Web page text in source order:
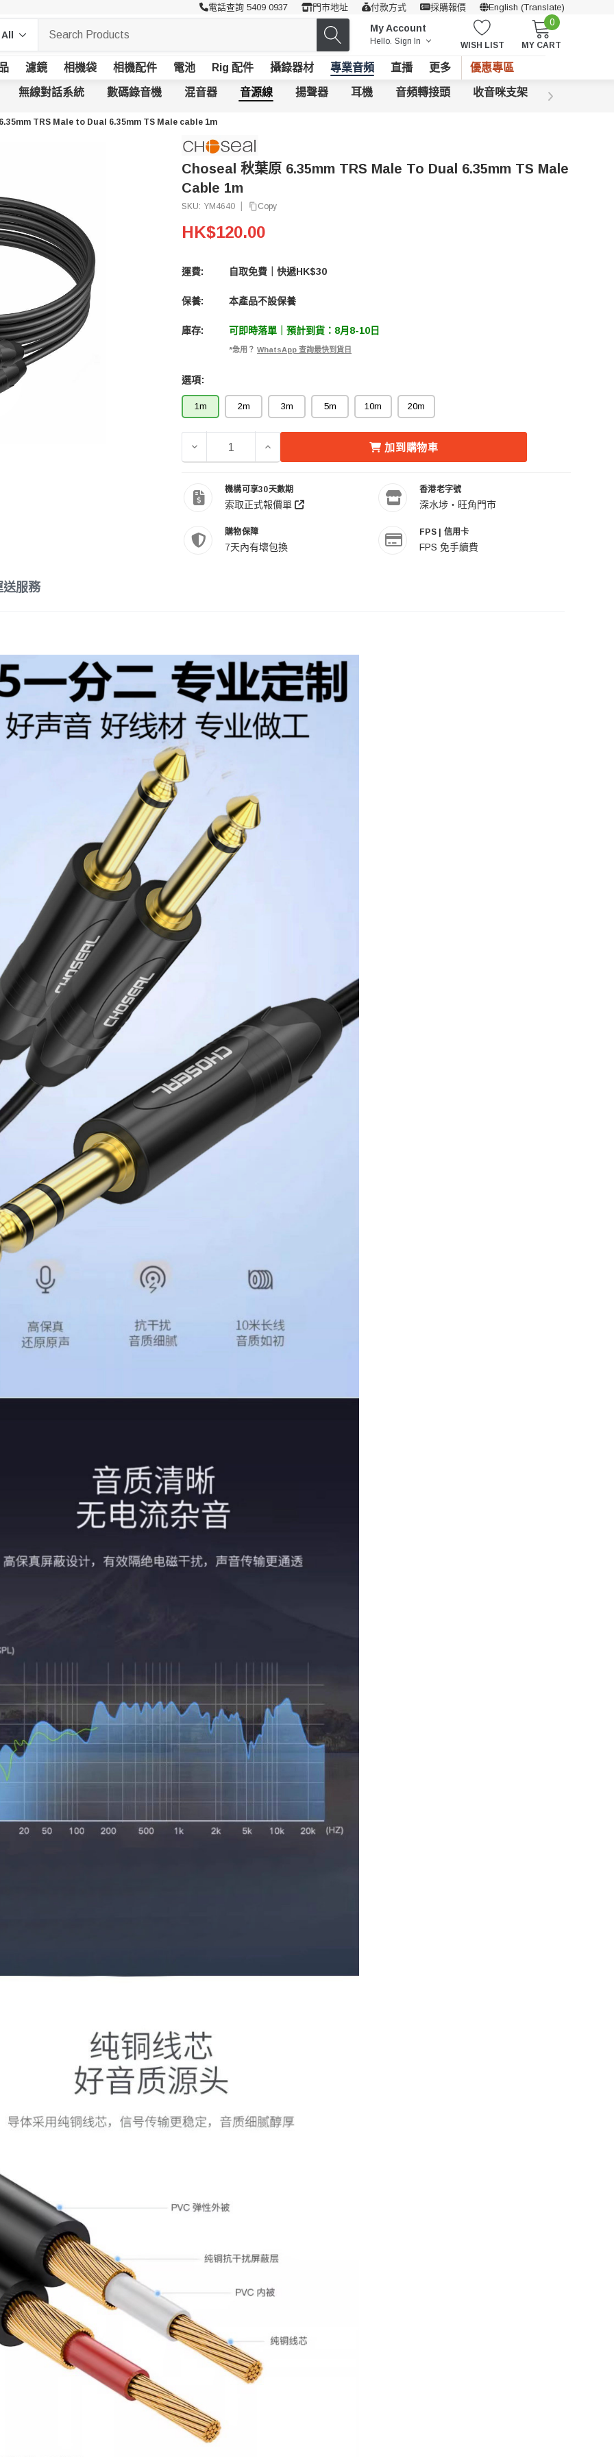
電話查詢 5409 0937 門市地址 付款方式 採購報價 English (Translate)
My Account
Hello. Sign In WISH LIST
0
MY CART
濾鏡 相機袋 相機配件 電池 Rig 配件 攝錄器材 專業音頻 直播 更多 優惠專區
無線對話系統 數碼錄音機 混音器 音源線 揚聲器 耳機 音頻轉接頭 收音咪支架
TRS Male to Dual 6.35mm TS Male cable 1m
Choseal 秋葉原 6.35mm TRS Male To Dual 6.35mm TS Male
Cable 1m
SKU: YM4640 Copy
HK$120.00
運費: 自取免費｜快遞HK$30
保養: 本產品不設保養
庫存: 可即時落單｜預計到貨：8月8-10日
*急用？ WhatsApp 查詢最快到貨日
選項:
1m 2m 3m 5m 10m 20m
減少 CHOSEAL 秋葉原 6.35MM TRS MALE TO DUAL 6.35MM TS MALE CABLE
增加 CHOSEAL 秋葉原 6.35MM TRS MALE TO DUAL 6.35MM TS
加到購物車
機構可享30天數期
索取正式報價單
香港老字號
深水埗・旺角門市
購物保障
7天內有壞包換
FPS | 信用卡
FPS 免手續費
送服務